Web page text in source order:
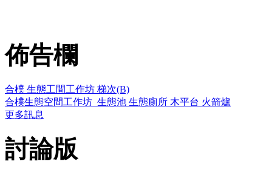
佈告欄
合樸 生態工間工作坊 梯次(B)
合樸生態空間工作坊_生態池 生態廁所 木平台 火箭爐
更多訊息
討論版